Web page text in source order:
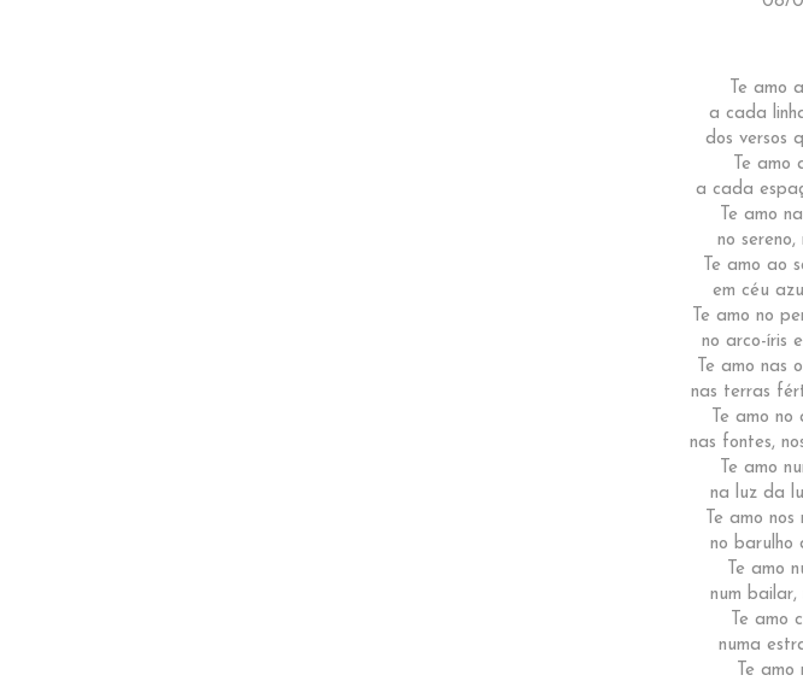
Te amo
a cada
dos versos
Te amo
a cada
Te amo
no
Te amo ao
em céu
Te amo no
no arco-íris
Te amo nas
nas terras
Te amo no
nas fontes,
Te amo
na luz da
Te amo nos
no barulho
Te amo
num bailar,
Te amo
numa
Te amo